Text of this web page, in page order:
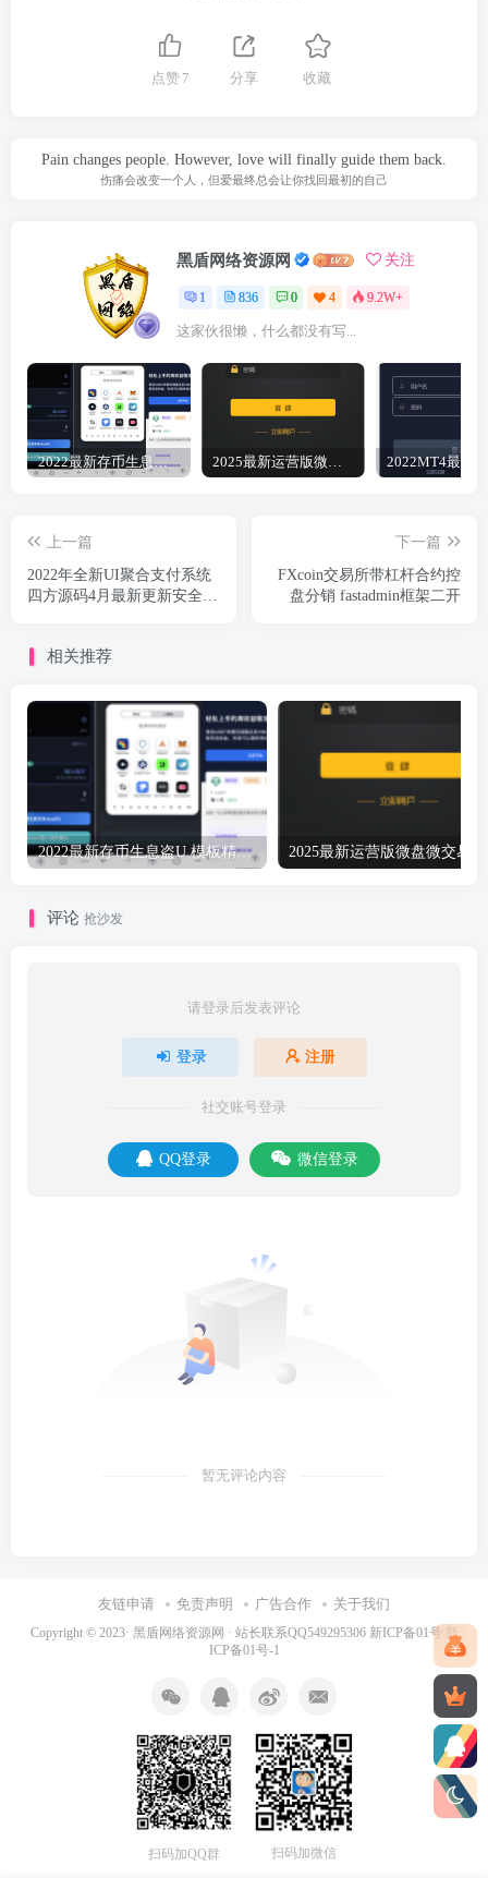
点赞 7 分享 收藏
Pain changes people. However, love will finally guide them back.
伤痛会改变一个人，但爱最终总会让你找回最初的自己
黑盾网络资源网 关注
1 836 0 4 9.2W+
这家伙很懒，什么都没有写...
2022最新存币生息盗U 模板精美 12国语言 支持BSC ERC TRC三条链（可以付费拓展其他链）带好友邀请机制 系统一手开发 无任何后门 绝对的安全 带提币系统没有手续费 2025最新运营版微盘微交易点位盘源码6月完美修复K+去后门+文件搭建教程
上一篇
2022年全新UI聚合支付系统
四方源码4月最新更新安全升
下一篇
FXcoin交易所带杠杆合约控
盘分销 fastadmin框架二开
相关推荐
2022最新存币生息盗U 模板精美 12国语言 支持BSC ERC TRC三条链（可以付费拓展其他链）带好友邀请机制 系统一手开发 无任何后门 绝对的安全 带提币系统没有手续费
评论 抢沙发
请登录后发表评论
登录 注册
社交账号登录
QQ登录 微信登录
暂无评论内容
友链申请 免责声明 广告合作 关于我们
Copyright © 2023· 黑盾网络资源网 · 站长联系QQ549295306 新ICP备01号
新
ICP备01号-1
扫码加QQ群 扫码加微信